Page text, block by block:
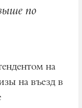
по
на
на въезд в